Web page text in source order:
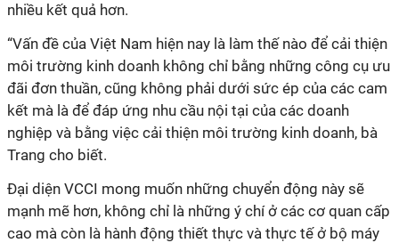
nhiều kết quả hơn.
“Vấn đề của Việt Nam hiện nay là làm thế nào để cải thiện
môi trường kinh doanh không chỉ bằng những công cụ ưu
đãi đơn thuần, cũng không phải dưới sức ép của các cam
kết mà là để đáp ứng nhu cầu nội tại của các doanh
nghiệp và bằng việc cải thiện môi trường kinh doanh, bà
Trang cho biết.
Đại diện VCCI mong muốn những chuyển động này sẽ
mạnh mẽ hơn, không chỉ là những ý chí ở các cơ quan cấp
cao mà còn là hành động thiết thực và thực tế ở bộ máy